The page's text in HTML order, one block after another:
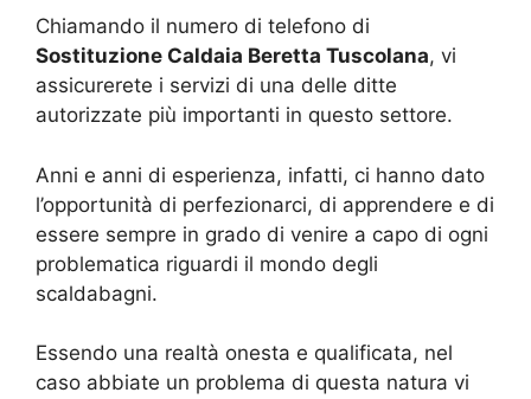
Chiamando il numero di telefono di
Sostituzione Caldaia Beretta Tuscolana, vi
assicurerete i servizi di una delle ditte
autorizzate più importanti in questo settore.
Anni e anni di esperienza, infatti, ci hanno dato
l’opportunità di perfezionarci, di apprendere e di
essere sempre in grado di venire a capo di ogni
problematica riguardi il mondo degli
scaldabagni.
Essendo una realtà onesta e qualificata, nel
caso abbiate un problema di questa natura vi